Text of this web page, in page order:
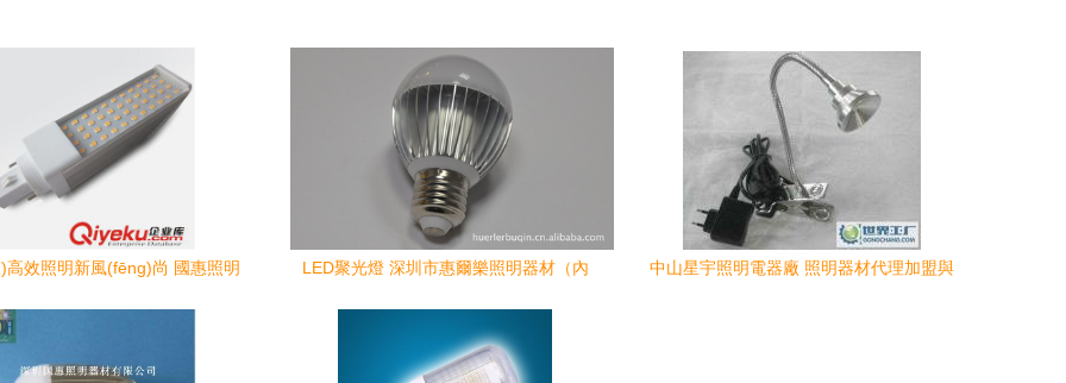
高效照明新風(fēng)尚 國惠照明
LED聚光燈 深圳市惠爾樂照明器材（內
中山星宇照明電器廠 照明器材代理加盟與